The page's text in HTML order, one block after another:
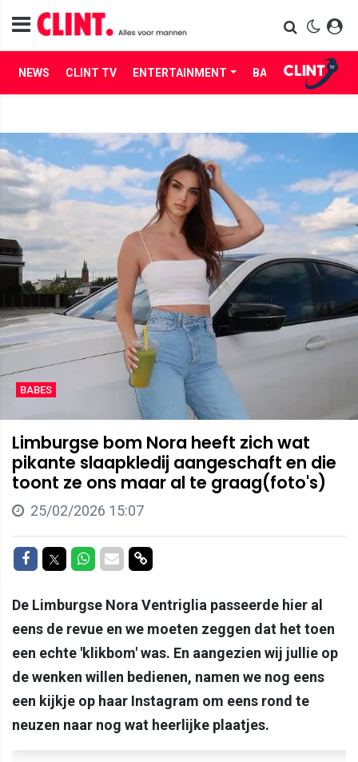
NEWS CLINT TV ENTERTAINMENT BABES LIFE
BABES
Limburgse bom Nora heeft zich wat
pikante slaapkledij aangeschaft en die
toont ze ons maar al te graag(foto's)
25/02/2026 15:07
Delen op Facebook
Delen op Twitter
Delen op Whatsapp
Delen via Mail
Delen via link
De Limburgse Nora Ventriglia passeerde hier al
eens de revue en we moeten zeggen dat het toen
een echte 'klikbom' was. En aangezien wij jullie op
de wenken willen bedienen, namen we nog eens
een kijkje op haar Instagram om eens rond te
neuzen naar nog wat heerlijke plaatjes.